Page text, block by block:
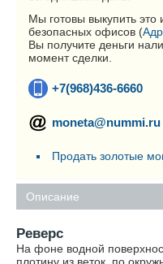
Мы готовы выкупить
безопасных офисов (
Вы получите деньги
момент сделки.
+7(968)436-6660
moneta@nummi.ru
Продать золотые
Описание
Реверс
На фоне водной